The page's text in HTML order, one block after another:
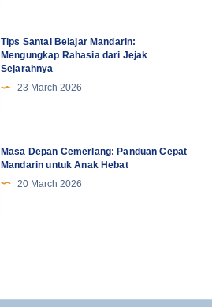
Tips Santai Belajar Mandarin:
Mengungkap Rahasia dari Jejak
Sejarahnya
23 March 2026
Masa Depan Cemerlang: Panduan Cepat
Mandarin untuk Anak Hebat
20 March 2026